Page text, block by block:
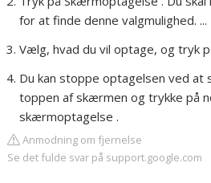
for at finde denne valgmulighed. ...
Vælg, hvad du vil optage, og tryk
Du kan stoppe optagelsen ved at
toppen af skærmen og trykke på
skærmoptagelse .
Anmodning om fjernelse
Se det fulde svar på support.google.com